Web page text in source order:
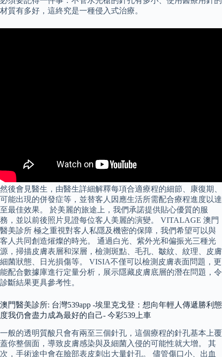
材質有多好，這終究是一種侵入式治療。
然後會見醫生，由醫生詳細解釋每項合適療程的細節、康復期、
可能出現的併發症等，並替客人因應生活所需配合療程進度以達
至最佳效果。 於美麗的旅途上，我們承諾提供貼心優質的服
務，並以前後照片見證每位客人美麗的演變。 VITALAGE 澳門
醫美診所 極之重視對客人私隱及機密的保障，我們希望可以與
客人共同創造熣燦的時光。 通過白光、紫外光和偏振光三種光
源，掃描皮膚表層和深層，檢測斑點、毛孔、皺紋、紋理、皮膚
細菌狀態、日光損傷等。 VISIA不僅可以檢測皮膚表面問題，更
能配合數據庫進行定量分析，展示隱藏皮膚底層的潛在問題，令
診斷結果更具參考性。
澳門醫美診所: 台灣539app -埃里克戈登：想向年輕人傳遞勝利態
度我仍會盡力成為最好的自己- 今彩539上車
一般的透明質酸只會有兩至三個針孔，這個療程的針孔基本上覆
蓋你整個面，導致皮膚感染與及細菌入侵的可能性就大增。 其
次，手術途中會在臉部表皮刺出大量針孔。 儘管傷口小、出血